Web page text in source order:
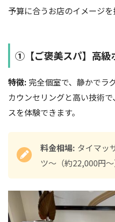
予算に合うお店のイメージを
①【ご褒美スパ】高級
特徴: 完全個室で、静かでラ
カウンセリングと高い技術
スを体験できます。
料金相場: タイマッ
ツ〜（約22,000円〜